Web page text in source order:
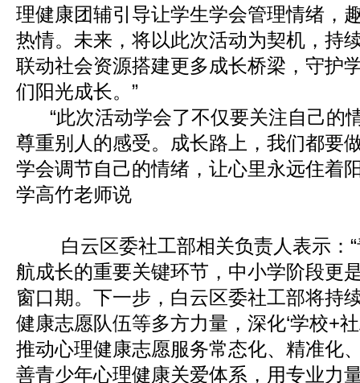
理健康团辅引导让学生学会管理情绪，
热情。未来，将以此次活动为契机，持
联动社会资源搭建更多成长桥梁，守护
们阳光成长。”
“此次活动学会了不仅要关注自己的
尊重别人的感受。成长路上，我们都要
学会调节自己的情绪，让心里永远住着
学高竹老师说
白云区委社工部相关负责人表示：“
航成长的重要关键环节，中小学阶段更
窗口期。下一步，白云区委社工部将持
健康志愿队伍等多方力量，深化‘学校+
推动心理健康志愿服务常态化、精准化
善青少年心理健康关爱体系，用专业力